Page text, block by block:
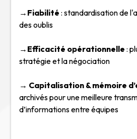
→Fiabilité : standardisation de
des oublis
→Efficacité opérationnelle :
stratégie et la négociation
→ Capitalisation & mémoire
archivés pour une meilleure
d’informations entre équipes